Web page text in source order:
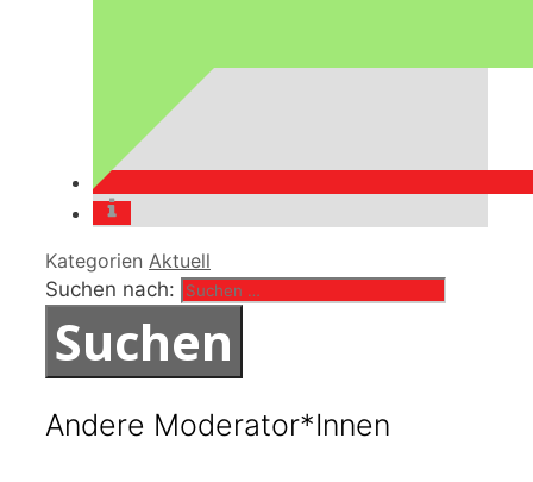
Kategorien Aktuell
Suchen nach:
Andere Moderator*Innen